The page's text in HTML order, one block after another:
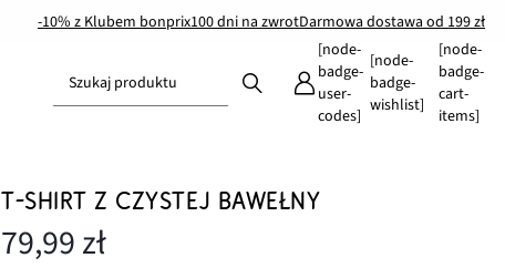
-10% z Klubem bonprix100 dni na zwrotDarmowa dostawa od 199 zł
Szukaj produktu
[node-
badge-
user-
codes]
[node-
badge-
wishlist]
[node-
badge-
cart-
items]
T-SHIRT Z CZYSTEJ BAWEŁNY
79,99 zł